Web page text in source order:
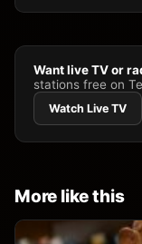
Want live TV or
stations free on
Watch Live TV
More like this